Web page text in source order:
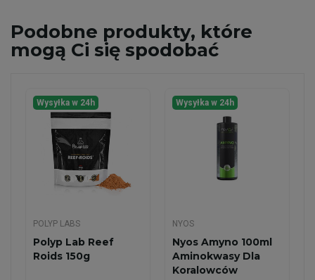
Podobne produkty, które
mogą Ci się spodobać
Wysyłka w 24h
POLYP LABS
Polyp Lab Reef
Roids 150g
Wysyłka w 24h
NYOS
Nyos Amyno 100ml
Aminokwasy Dla
Koralowców